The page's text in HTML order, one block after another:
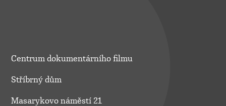
Centrum dokumentárního filmu
Stříbrný dům
Masarykovo náměstí 21